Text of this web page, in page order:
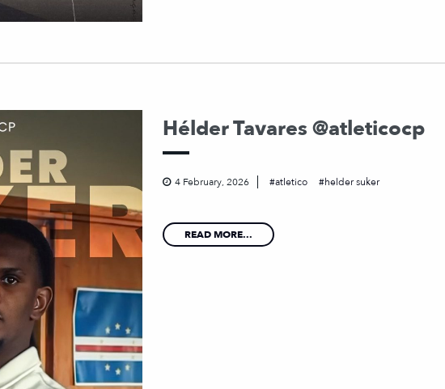
Hélder Tavares @atleticocp
4 February, 2026 atletico helder suker
READ MORE...